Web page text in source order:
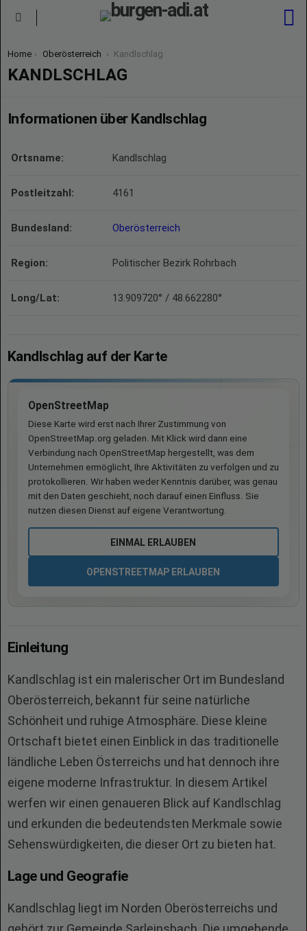
You are here:
Home Oberösterreich Kandlschlag
KANDLSCHLAG
Informationen über Kandlschlag
Ortsname: Kandlschlag
Postleitzahl: 4161
Bundesland: Oberösterreich
Region: Politischer Bezirk Rohrbach
Long/Lat: 13.909720° / 48.662280°
Kandlschlag auf der Karte
OpenStreetMap
Diese Karte wird erst nach Ihrer Zustimmung von
OpenStreetMap.org geladen. Mit Klick wird dann eine
Verbindung nach OpenStreetMap hergestellt, was dem
Unternehmen ermöglicht, Ihre Aktivitäten zu verfolgen und zu
protokollieren. Wir haben weder Kenntnis darüber, was genau
mit den Daten geschieht, noch darauf einen Einfluss. Sie
nutzen diesen Dienst auf eigene Verantwortung.
EINMAL ERLAUBEN
OPENSTREETMAP ERLAUBEN
Einleitung
Kandlschlag ist ein malerischer Ort im Bundesland
Oberösterreich, bekannt für seine natürliche
Schönheit und ruhige Atmosphäre. Diese kleine
Ortschaft bietet einen Einblick in das traditionelle
ländliche Leben Österreichs und hat dennoch ihre
eigene moderne Infrastruktur. In diesem Artikel
werfen wir einen genaueren Blick auf Kandlschlag
und erkunden die bedeutendsten Merkmale sowie
Sehenswürdigkeiten, die dieser Ort zu bieten hat.
Lage und Geografie
Kandlschlag liegt im Norden Oberösterreichs und